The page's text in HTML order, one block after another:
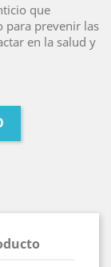
que
para prevenir las
en la salud y